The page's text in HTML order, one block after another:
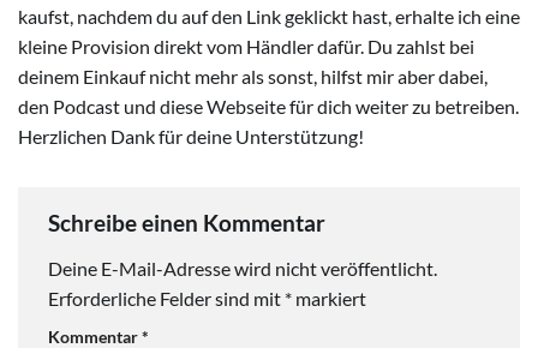
kaufst, nachdem du auf den Link geklickt hast, erhalte ich eine
kleine Provision direkt vom Händler dafür. Du zahlst bei
deinem Einkauf nicht mehr als sonst, hilfst mir aber dabei,
den Podcast und diese Webseite für dich weiter zu betreiben.
Herzlichen Dank für deine Unterstützung!
Schreibe einen Kommentar
Deine E-Mail-Adresse wird nicht veröffentlicht.
Erforderliche Felder sind mit * markiert
Kommentar*